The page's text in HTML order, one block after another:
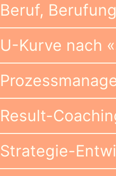
Beruf,
U-Kurve nach
Result-
Strategie-